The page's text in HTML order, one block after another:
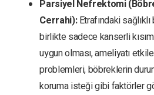
Parsiyel Nefrektomi
Cerrahi): Etrafındaki
birlikte sadece kanserli kısım
uygun olması, ameliyatı
problemleri, böbreklerin
koruma isteği gibi faktörler